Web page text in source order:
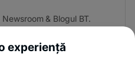
& Blogul BT.
experiență